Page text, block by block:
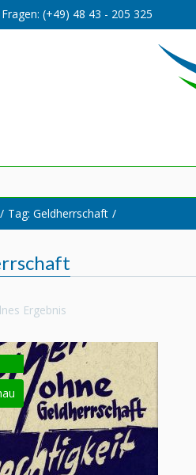
(+49) 48 43 - 205 325
Tag: Geldherrschaft
Ergebnis